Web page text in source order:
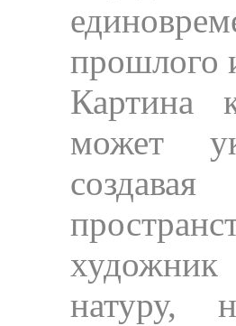
прошлого
Картина
может
натуру,